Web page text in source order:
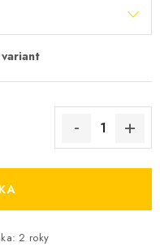
: 2 roky